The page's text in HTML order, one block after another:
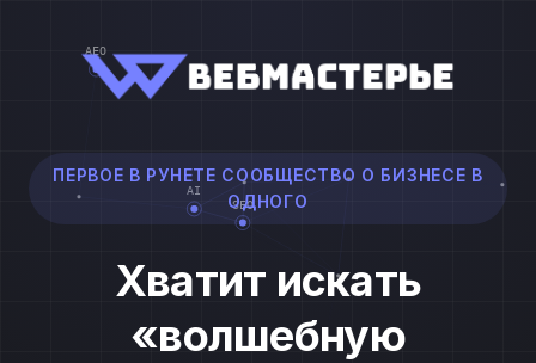
ПЕРВОЕ В РУНЕТЕ СООБЩЕСТВО О БИЗНЕСЕ В
ОДНОГО
Хватит искать
«волшебную